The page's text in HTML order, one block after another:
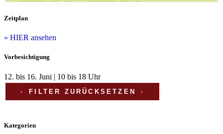
Zeitplan
» HIER ansehen
Vorbesichtigung
12. bis 16. Juni | 10 bis 18 Uhr
FILTER ZURÜCKSETZEN
Kategorien